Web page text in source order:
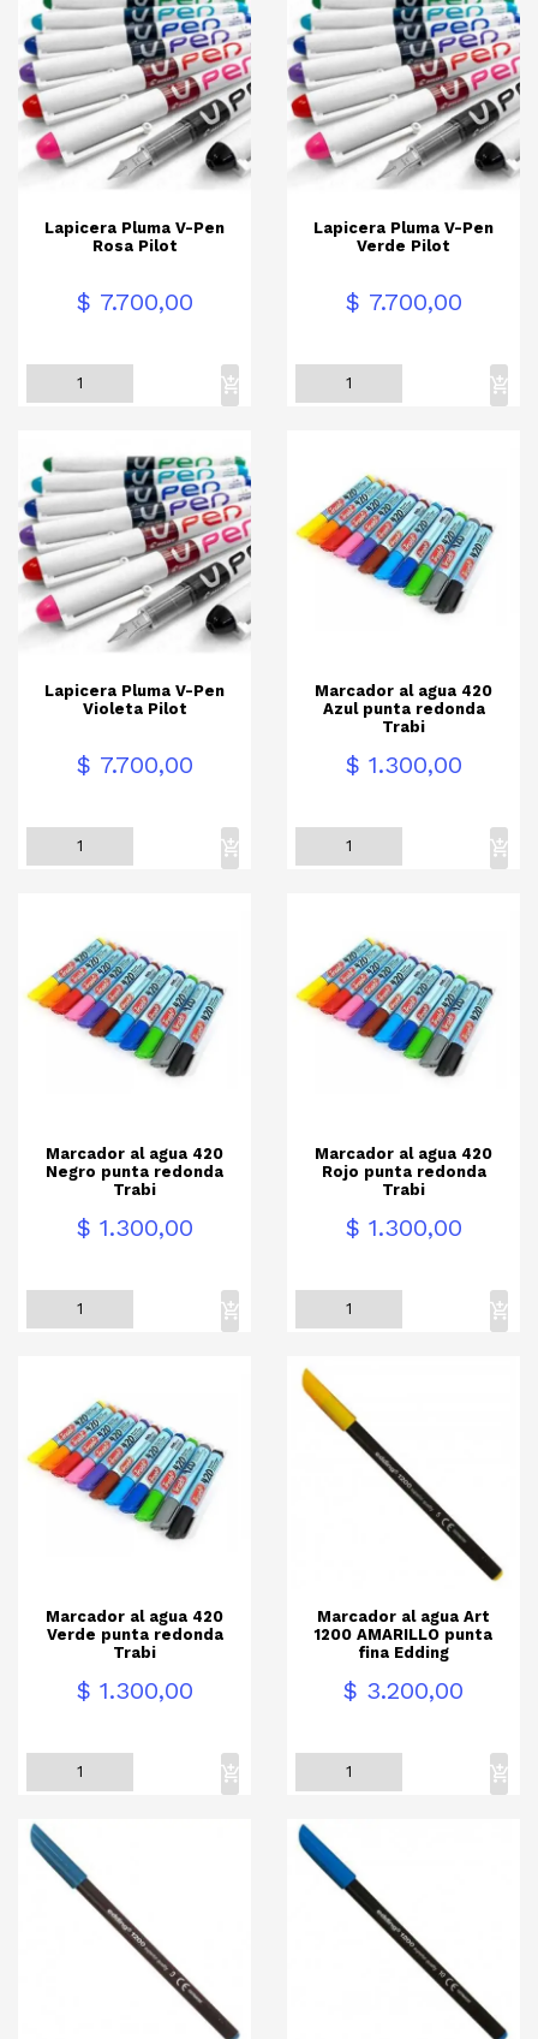
Lapicera Pluma V-Pen
Rosa Pilot
Precio$ 7.700,00
Lapicera Pluma V-Pen
Verde Pilot
Precio$ 7.700,00
Lapicera Pluma V-Pen
Violeta Pilot
Precio$ 7.700,00
Marcador al agua 420
Azul punta redonda
Trabi
Precio$ 1.300,00
Marcador al agua 420
Negro punta redonda
Trabi
Precio$ 1.300,00
Marcador al agua 420
Rojo punta redonda
Trabi
Precio$ 1.300,00
Marcador al agua 420
Verde punta redonda
Trabi
Precio$ 1.300,00
Marcador al agua Art
1200 AMARILLO punta
fina Edding
Precio$ 3.200,00